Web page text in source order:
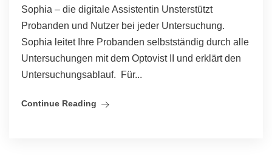
Sophia – die digitale Assistentin Unsterstützt
Probanden und Nutzer bei jeder Untersuchung.
Sophia leitet Ihre Probanden selbstständig durch alle
Untersuchungen mit dem Optovist II und erklärt den
Untersuchungsablauf. Für...
Continue Reading